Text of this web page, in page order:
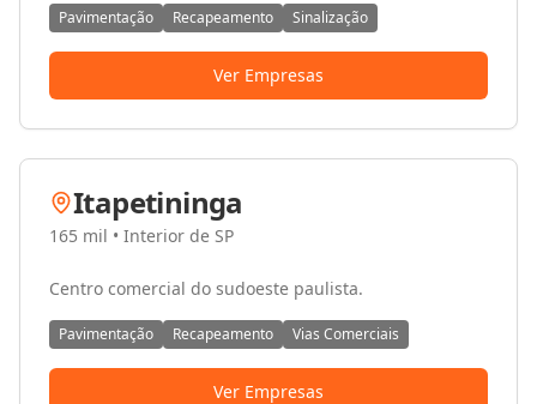
Pavimentação Recapeamento Sinalização
Ver Empresas
Itapetininga
165 mil • Interior de SP
Centro comercial do sudoeste paulista.
Pavimentação Recapeamento Vias Comerciais
Ver Empresas